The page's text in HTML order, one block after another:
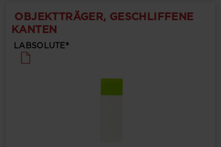
OBJEKTTRÄGER, GESCHLIFFENE
KANTEN
LABSOLUTE®